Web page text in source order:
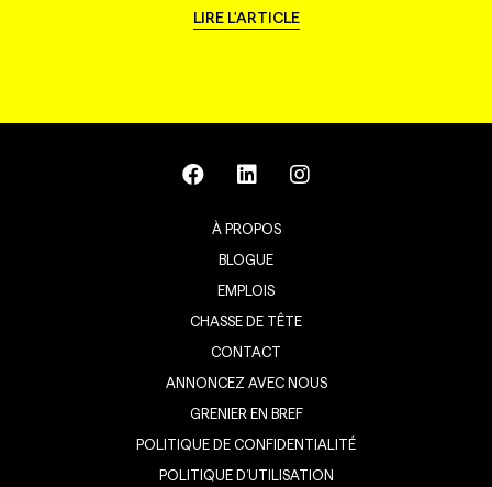
LIRE L'ARTICLE
À PROPOS
BLOGUE
EMPLOIS
CHASSE DE TÊTE
CONTACT
ANNONCEZ AVEC NOUS
GRENIER EN BREF
POLITIQUE DE CONFIDENTIALITÉ
POLITIQUE D’UTILISATION